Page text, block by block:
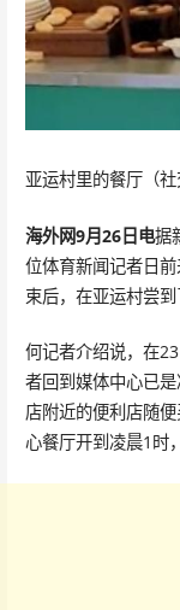
亚运村里的餐厅（社
海外网9月26日电据
位体育新闻记者日
束后，在亚运村尝到
何记者介绍说，在
者回到媒体中心已
店附近的便利店随
心餐厅开到凌晨1时